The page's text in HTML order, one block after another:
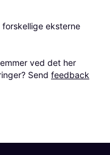
eksterne
ved det her
Send feedback